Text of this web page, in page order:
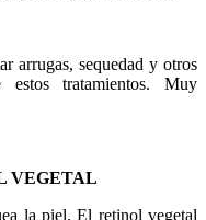
arrugas, sequedad y otros
tratamientos. Muy
VEGETAL
la piel. El retinol vegetal